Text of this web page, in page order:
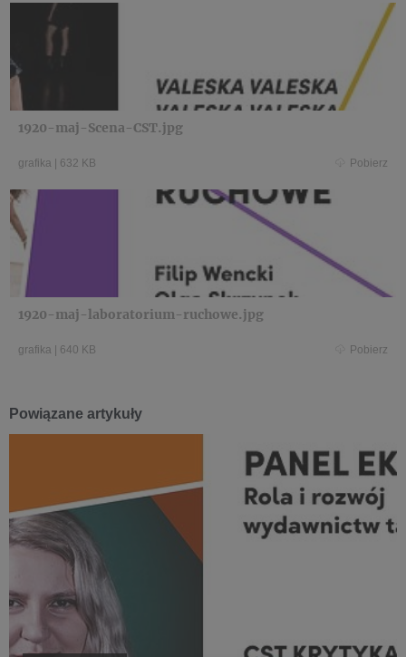
1920-maj-Scena-CST.jpg
grafika 632 KB Pobierz
1920-maj-laboratorium-ruchowe.jpg
grafika 640 KB Pobierz
Powiązane artykuły